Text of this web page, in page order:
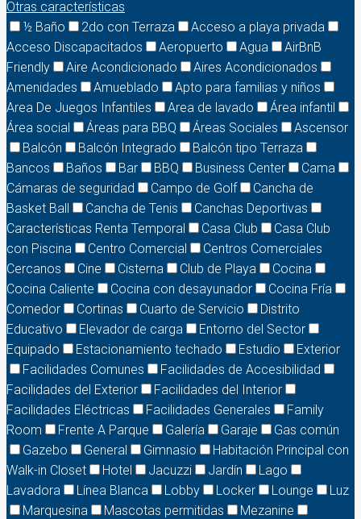
Otras características
½ Baño
2do con Terraza
Acceso a playa privada
Acceso Discapacitados
Aeropuerto Agua
AirBnB
Friendly
Aire Acondicionado
Aires Acondicionados
Amenidades
Amueblado
Apto para familias y niños
Area De Juegos Infantiles
Area de lavado
Área infantil
Área social
Áreas para BBQ Áreas Sociales
Ascensor
Balcón
Balcón Integrado
Balcón tipo Terraza
Bancos
Baños Bar BBQ Business Center
Cama
Cámaras de seguridad
Campo de Golf
Cancha de
Basket Ball
Cancha de Tenis
Canchas Deportivas
Características Renta Temporal
Casa Club
Casa Club
con Piscina
Centro Comercial
Centros Comerciales
Cercanos
Cine Cisterna Club de Playa
Cocina
Cocina Caliente
Cocina con desayunador
Cocina Fría
Comedor
Cortinas Cuarto de Servicio
Distrito
Educativo
Elevador de carga
Entorno del Sector
Equipado
Estacionamiento techado Estudio
Exterior
Facilidades Comunes
Facilidades de Accesibilidad
Facilidades del Exterior
Facilidades del Interior
Facilidades Eléctricas
Facilidades Generales
Family
Room
Frente A Parque Galería Garaje
Gas común
Gazebo
General Gimnasio
Habitación Principal con
Walk-in Closet
Hotel Jacuzzi Jardín
Lago
Lavadora
Línea Blanca Lobby Locker Lounge
Luz
Marquesina
Mascotas permitidas
Mezanine